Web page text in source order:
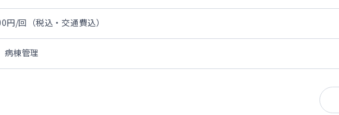
円/回（税込・交通費込）
病棟管理